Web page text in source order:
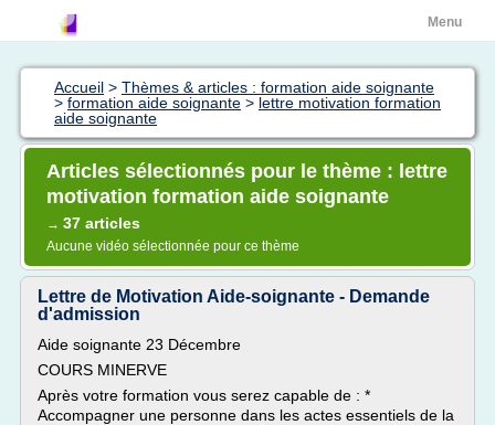
Menu
Accueil > Thèmes & articles : formation aide soignante
> formation aide soignante > lettre motivation formation
aide soignante
Articles sélectionnés pour le thème : lettre
motivation formation aide soignante
→ 37 articles
Aucune vidéo sélectionnée pour ce thème
Lettre de Motivation Aide-soignante - Demande
d'admission
Aide soignante 23 Décembre
COURS MINERVE
Après votre formation vous serez capable de : *
Accompagner une personne dans les actes essentiels de la